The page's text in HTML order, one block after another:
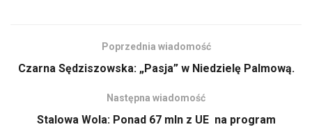
Poprzednia wiadomość
Czarna Sędziszowska: „Pasja” w Niedzielę Palmową.
Następna wiadomość
Stalowa Wola: Ponad 67 mln z UE na program